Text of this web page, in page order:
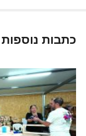
כתבות נוספות